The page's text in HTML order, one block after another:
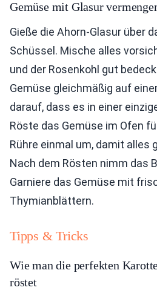
Gemüse mit Glasur
Gieße die Ahorn-Glasur über
Schüssel. Mische alles
und der Rosenkohl gut
Gemüse gleichmäßig auf
darauf, dass es in einer
Röste das Gemüse im Ofen
Rühre einmal um, damit alles
Nach dem Rösten nimm das
Garniere das Gemüse mit
Thymianblättern.
Tipps & Tricks
Wie man die perfekten
röstet